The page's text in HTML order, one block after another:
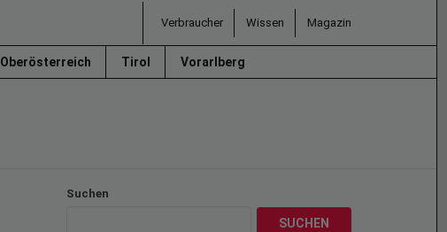
Verbraucher Wissen Magazin
Oberösterreich Tirol Vorarlberg
Suchen
SUCHEN